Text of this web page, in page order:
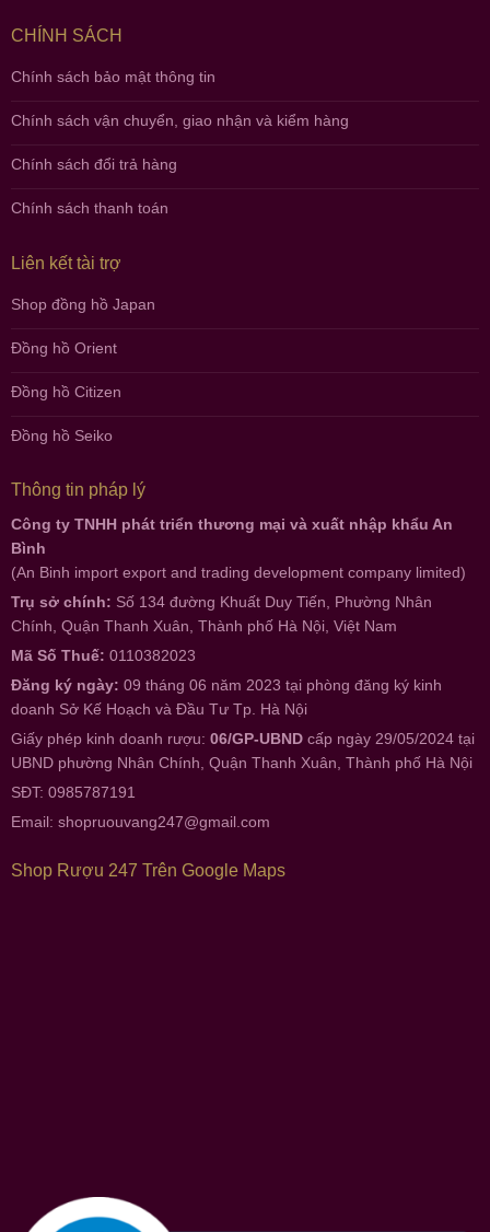
CHÍNH SÁCH
Chính sách bảo mật thông tin
Chính sách vận chuyển, giao nhận và kiểm hàng
Chính sách đổi trả hàng
Chính sách thanh toán
Liên kết tài trợ
Shop đồng hồ Japan
Đồng hồ Orient
Đồng hồ Citizen
Đồng hồ Seiko
Thông tin pháp lý
Công ty TNHH phát triển thương mại và xuất nhập khẩu An
Bình
(An Binh import export and trading development company limited)
Trụ sở chính: Số 134 đường Khuất Duy Tiến, Phường Nhân
Chính, Quận Thanh Xuân, Thành phố Hà Nội, Việt Nam
Mã Số Thuế: 0110382023
Đăng ký ngày: 09 tháng 06 năm 2023 tại phòng đăng ký kinh
doanh Sở Kế Hoạch và Đầu Tư Tp. Hà Nội
Giấy phép kinh doanh rượu: 06/GP-UBND cấp ngày 29/05/2024 tại
UBND phường Nhân Chính, Quận Thanh Xuân, Thành phố Hà Nội
SĐT: 0985787191
Email: shopruouvang247@gmail.com
Shop Rượu 247 Trên Google Maps